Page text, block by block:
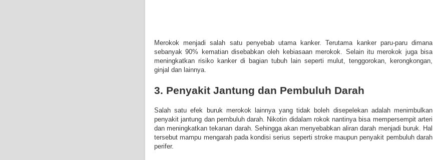
Merokok menjadi salah satu penyebab utama kanker. Terutama kanker paru-paru dimana
sebanyak 90% kematian disebabkan oleh kebiasaan merokok. Selain itu merokok juga bisa
meningkatkan risiko kanker di bagian tubuh lain seperti mulut, tenggorokan, kerongkongan,
ginjal dan lainnya.
3. Penyakit Jantung dan Pembuluh Darah
Salah satu efek buruk merokok lainnya yang tidak boleh disepelekan adalah menimbulkan
penyakit jantung dan pembuluh darah. Nikotin didalam rokok nantinya bisa mempersempit arteri
dan meningkatkan tekanan darah. Sehingga akan menyebabkan aliran darah menjadi buruk. Hal
tersebut mampu mengarah pada kondisi serius seperti stroke maupun penyakit pembuluh darah
perifer.